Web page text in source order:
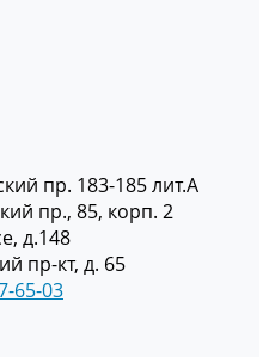
пр. 183-185 лит.А
пр., 85, корп. 2
д.148
пр-кт, д. 65
65-03